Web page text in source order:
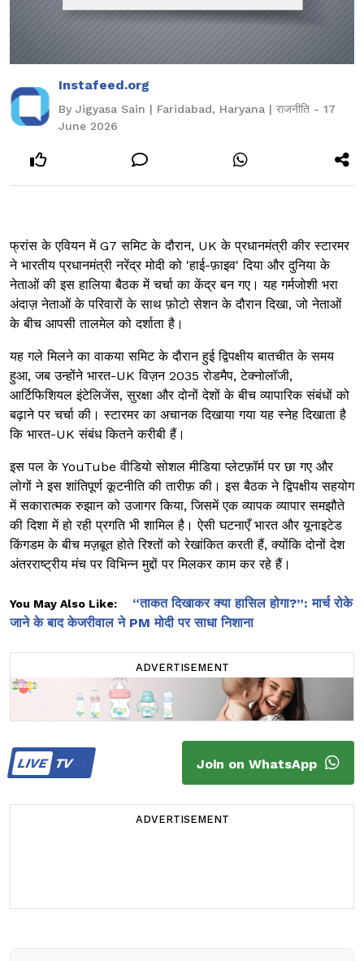
Instafeed.org
By Jigyasa Sain | Faridabad, Haryana | राजनीति - 17
June 2026
फ्रांस के एवियन में G7 समिट के दौरान, UK के प्रधानमंत्री कीर स्टारमर
ने भारतीय प्रधानमंत्री नरेंद्र मोदी को 'हाई-फ़ाइव' दिया और दुनिया के
नेताओं की इस हालिया बैठक में चर्चा का केंद्र बन गए। यह गर्मजोशी भरा
अंदाज़ नेताओं के परिवारों के साथ फ़ोटो सेशन के दौरान दिखा, जो नेताओं
के बीच आपसी तालमेल को दर्शाता है।
यह गले मिलने का वाकया समिट के दौरान हुई द्विपक्षीय बातचीत के समय
हुआ, जब उन्होंने भारत-UK विज़न 2035 रोडमैप, टेक्नोलॉजी,
आर्टिफिशियल इंटेलिजेंस, सुरक्षा और दोनों देशों के बीच व्यापारिक संबंधों को
बढ़ाने पर चर्चा की। स्टारमर का अचानक दिखाया गया यह स्नेह दिखाता है
कि भारत-UK संबंध कितने करीबी हैं।
इस पल के YouTube वीडियो सोशल मीडिया प्लेटफ़ॉर्म पर छा गए और
लोगों ने इस शांतिपूर्ण कूटनीति की तारीफ़ की। इस बैठक ने द्विपक्षीय सहयोग
में सकारात्मक रुझान को उजागर किया, जिसमें एक व्यापक व्यापार समझौते
की दिशा में हो रही प्रगति भी शामिल है। ऐसी घटनाएँ भारत और यूनाइटेड
किंगडम के बीच मज़बूत होते रिश्तों को रेखांकित करती हैं, क्योंकि दोनों देश
अंतरराष्ट्रीय मंच पर विभिन्न मुद्दों पर मिलकर काम कर रहे हैं।
You May Also Like:
“ताकत दिखाकर क्या हासिल होगा?”: मार्च रोके
जाने के बाद केजरीवाल ने PM मोदी पर साधा निशाना
ADVERTISEMENT
LIVETV Join on WhatsApp
ADVERTISEMENT